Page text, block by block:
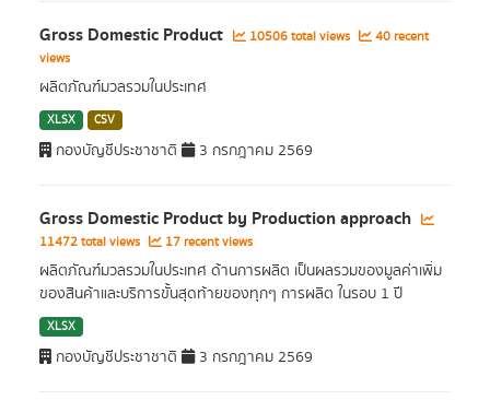
Gross Domestic Product 10506 total views
40 recent
views
ผลิตภัณฑ์มวลรวมในประเทศ
XLSX CSV
กองบัญชีประชาชาติ 3 กรกฎาคม 2569
Gross Domestic Product by Production approach
11472 total views 17 recent views
ผลิตภัณฑ์มวลรวมในประเทศ ด้านการผลิต เป็นผลรวมของมูลค่าเพิ่ม
ของสินค้าและบริการขั้นสุดท้ายของทุกๆ การผลิต ในรอบ 1 ปี
XLSX
กองบัญชีประชาชาติ 3 กรกฎาคม 2569